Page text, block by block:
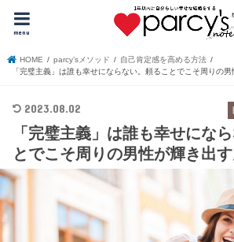
menu
HOME parcy’sメソッド
自己肯定感を高める方法
「完璧主義」は誰も幸せにならない。頼ることでこそ周りの
2023.08.02
「完璧主義」は誰も幸せにな
とでこそ周りの男性が輝き出